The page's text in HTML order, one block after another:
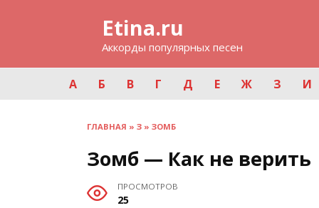
Etina.ru
Аккорды популярных песен
А Б В Г Д Е Ж З И
ГЛАВНАЯ » З » ЗОМБ
Зомб — Как не верить
ПРОСМОТРОВ
25